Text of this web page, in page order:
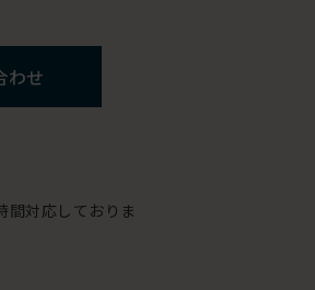
わせ
対応しておりま